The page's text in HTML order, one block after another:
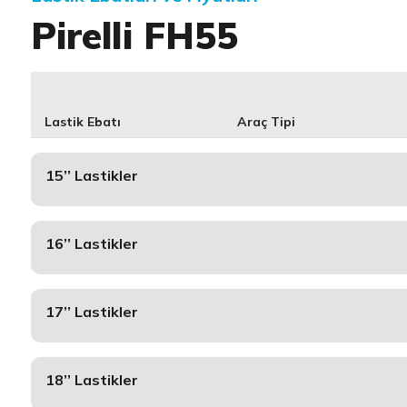
Pirelli FH55
Lastik Ebatı Araç Tipi
15’’ Lastikler
16’’ Lastikler
17’’ Lastikler
18’’ Lastikler